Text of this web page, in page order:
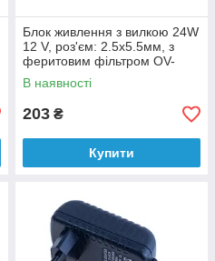
Блок живлення з вилкою 24W
12 V, роз'єм: 2.5x5.5мм, з
феритовим фільтром OV-
A016
В наявності
203 ₴
Купити